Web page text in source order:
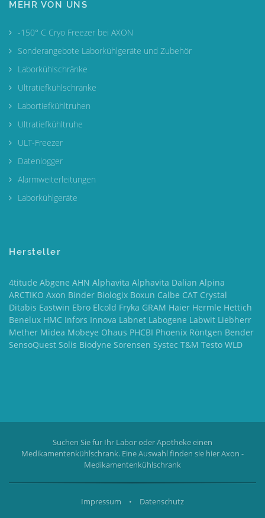
MEHR VON UNS
-150° C Cryo Freezer bei AXON
Sonderangebote Laborkühlgeräte und Zubehör
Laborkühlschränke
Ultratiefkühlschränke
Labortiefkühltruhen
Ultratiefkühltruhe
ULT-Freezer
Datenlogger
Alarmweiterleitungen
Laborkühlgeräte
Hersteller
4titude Abgene AHN Alphavita Alphavita Dalian Alpina
ARCTIKO Axon Binder Biologix Boxun Calbe CAT Crystal
Ditabis Eastwin Ebro Elcold Fryka GRAM Haier Hermle Hettich
Benelux HMC Infors Innova Labnet Labogene Labwit Liebherr
Mether Midea Mobeye Ohaus PHCBI Phoenix Röntgen Bender
SensoQuest Solis Biodyne Sorensen Systec T&M Testo WLD
Suchen Sie für Ihr Labor oder Apotheke einen
Medikamentenkühlschrank. Eine Auswahl finden sie hierAxon -
Medikamentenkühlschrank
Impressum • Datenschutz